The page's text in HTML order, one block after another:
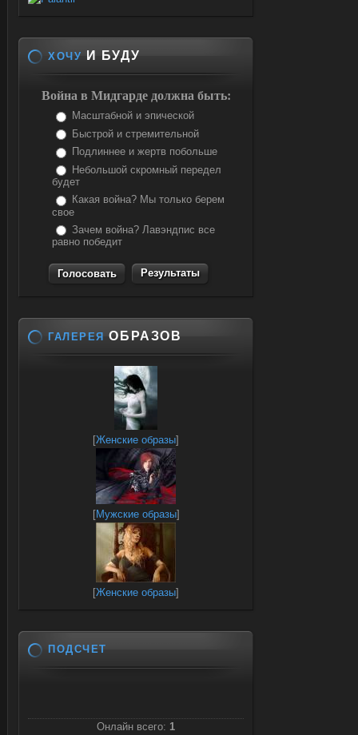
ХОЧУ И БУДУ
Война в Мидгарде должна быть:
Масштабной и эпической
Быстрой и стремительной
Подлиннее и жертв побольше
Небольшой скромный передел
будет
Какая война? Мы только берем
свое
Зачем война? Лавэндпис все
равно победит
Результаты
ГАЛЕРЕЯ ОБРАЗОВ
[Женские образы]
[Мужские образы]
[Женские образы]
ПОДСЧЕТ
Онлайн всего: 1